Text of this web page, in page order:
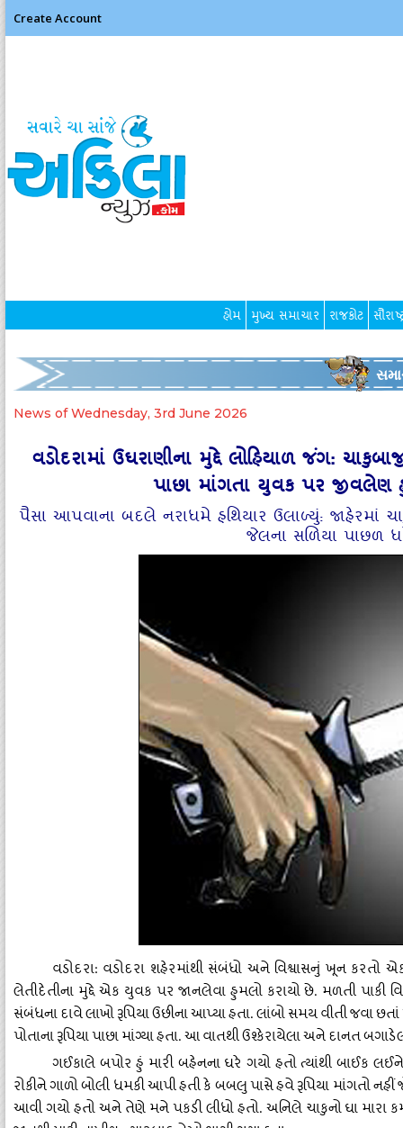
Create Account
હોમ મુખ્ય સમાચાર રાજકોટ
News of Wednesday, 3rd June 2026
વડોદરામાં ઉઘરાણીના મુદ્દે લોહિયાળ જંગ:
પાછા માંગતા યુવક પર જીવલેણ
પૈસા આપવાના બદલે નરાધમે હથિયાર ઉલાળ્યું: જાહેરમાં
જેલના સળિયા પાછળ
વડોદરા: વડોદરા શહેરમાંથી સંબંધો અને વિશ્વાસનું ખૂન કરતો
લેતીદેતીના મુદ્દેએક યુવક પર જાનલેવા હુમલો કરાયોછે. મળતી પાકી
સંબંધનાદાવેલાખોરૂપિયાઉછીનાઆપ્યાહતા.લાંબોસમયવીતીજવાછતાં
પોતાનારૂપિયાપાછામાંગ્યાહતા. આવાતથીઉશ્કેરાયેલાઅનેદાનત
ગઈકાલે બપોર હું મારી બહેનના ઘરે ગયો હતોત્યાંથી બાઈક લઈને
રોકીનેગાળોબોલી ધમકીઆપીહતીકે બબલુપાસેહવેરૂપિયા માંગતોનહીં
આવીગયોહતોઅને તેણે મનેપકડીલીધોહતો. અનિલે ચાકુનોઘા મારા